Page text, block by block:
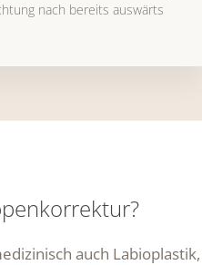
nach bereits auswärts
auch Labioplastik,